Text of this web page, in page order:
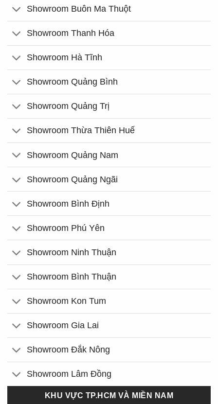
Showroom Buôn Ma Thuột
Showroom Thanh Hóa
Showroom Hà Tĩnh
Showroom Quảng Bình
Showroom Quảng Trị
Showroom Thừa Thiên Huế
Showroom Quảng Nam
Showroom Quảng Ngãi
Showroom Bình Định
Showroom Phú Yên
Showroom Ninh Thuận
Showroom Bình Thuận
Showroom Kon Tum
Showroom Gia Lai
Showroom Đắk Nông
Showroom Lâm Đồng
KHU VỰC TP.HCM VÀ MIỀN NAM